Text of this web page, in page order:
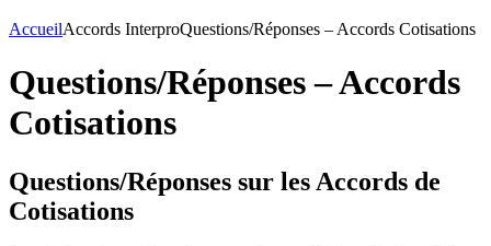
AccueilAccords InterproQuestions/Réponses – Accords Cotisations
Questions/Réponses – Accords
Cotisations
Questions/Réponses sur les Accords de
Cotisations